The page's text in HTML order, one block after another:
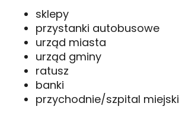
sklepy
przystanki autobusowe
urząd miasta
urząd gminy
ratusz
banki
przychodnie/szpital miejski